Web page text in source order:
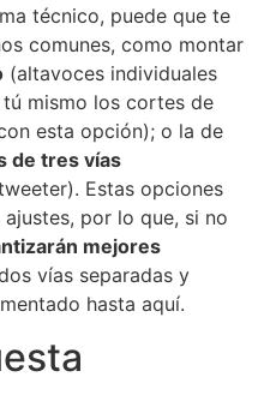
técnico, puede que te
comunes, como montar
(altavoces individuales
mismo los cortes de
esta opción); o la de
de tres vías
Estas opciones
por lo que, si no
mejores
vías separadas y
hasta aquí.